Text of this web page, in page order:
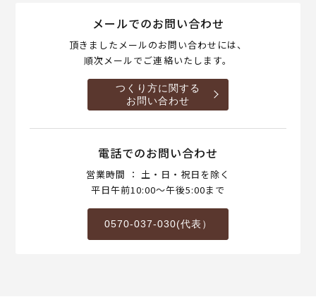
メールでのお問い合わせ
頂きましたメールのお問い合わせには、
順次メールでご連絡いたします。
つくり方に関する
お問い合わせ
電話でのお問い合わせ
営業時間 ： 土・日・祝日を除く
平日午前10:00～午後5:00まで
0570-037-030(代表）